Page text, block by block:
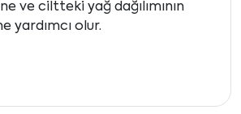
ve ciltteki yağ dağılımının
yardımcı olur.